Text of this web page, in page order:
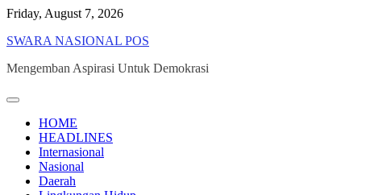
Skip
content
Friday, August 7, 2026
SWARA NASIONAL POS
Mengemban Aspirasi Untuk Demokrasi
HOME
HEADLINES
Internasional
Nasional
Daerah